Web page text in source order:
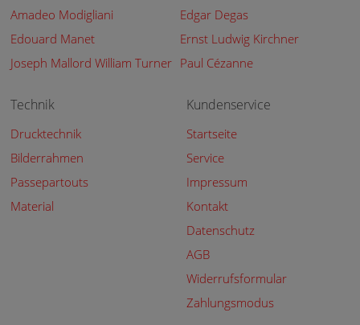
Amadeo Modigliani
Edgar Degas
Edouard Manet
Ernst Ludwig Kirchner
Joseph Mallord William Turner Paul Cézanne
Technik
Drucktechnik
Bilderrahmen
Passepartouts
Material
Kundenservice
Startseite
Service
Impressum
Kontakt
Datenschutz
AGB
Widerrufsformular
Zahlungsmodus